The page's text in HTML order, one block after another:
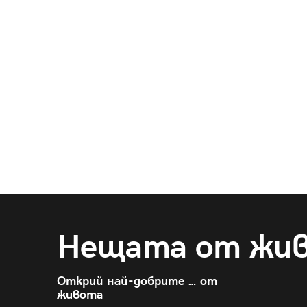
Нещата от
Открий най-добрите … от
живота